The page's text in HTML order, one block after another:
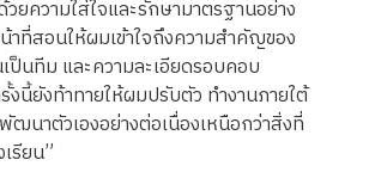
ยความใส่ใจและรักษามาตรฐานอย่าง
ที่สอนให้ผมเข้าใจถึงความสำคัญของ
ป็นทีม และความละเอียดรอบคอบ
นี้ยังท้าทายให้ผมปรับตัว ทำงานภายใต้
ฒนาตัวเองอย่างต่อเนื่องเหนือกว่าสิ่งที่
รียน”